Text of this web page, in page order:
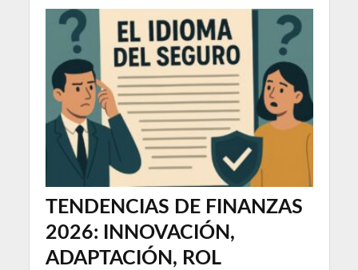
TENDENCIAS DE FINANZAS
2026: INNOVACIÓN,
ADAPTACIÓN, ROL